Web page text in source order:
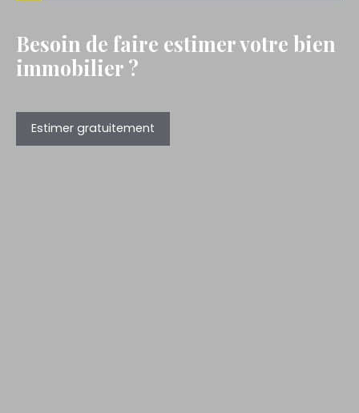
Besoin de faire estimer votre bien
immobilier ?
Estimer gratuitement